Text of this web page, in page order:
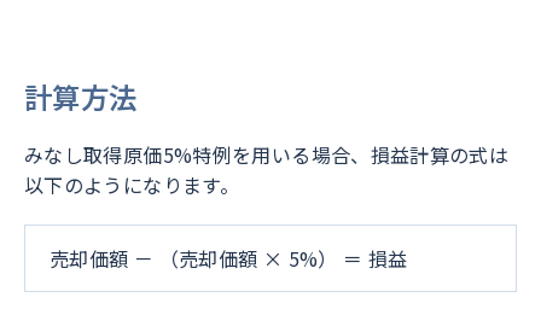
計算方法
みなし取得原価5%特例を用いる場合、損益計算の式は
以下のようになります。
売却価額 － （売却価額 × 5%） ＝ 損益